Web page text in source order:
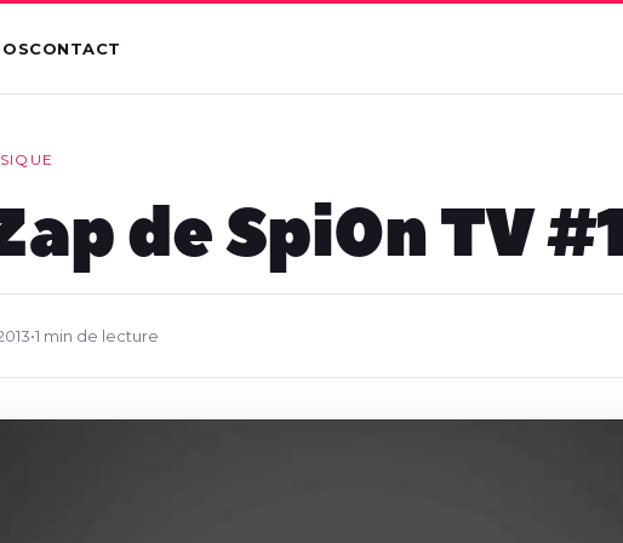
CONTACT
de Spi0n TV
•1 min de lecture